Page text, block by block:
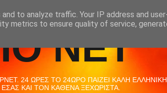
NET
24 ΩΡΕΣ ΤΟ 24ΩΡΟ ΠΑΙΖΕΙ ΚΑΛΗ ΕΛΛΗΝΙΚΗ
ΚΑΙ ΤΟΝ ΚΑΘΕΝΑ ΞΕΧΩΡΙΣΤΑ.
to analyze traffic. Your IP address and
metrics to ensure quality of service,